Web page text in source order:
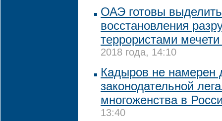
ОАЭ готовы
восстановления
террористами
2018 года, 14:10
Кадыров не намерен
законодательной
многоженства в
13:40